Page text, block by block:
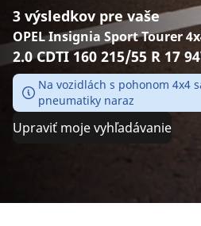
3 výsledkov pre vaše
OPEL Insignia Sport Tourer
2.0 CDTI 160 215/55 R 17
Na vozidlách s pohonom 4x4
pneumatiky naraz
Upraviť moje vyhľadávanie